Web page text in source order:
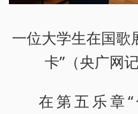
一位大学生在国歌
卡”（央广网
在第五乐章